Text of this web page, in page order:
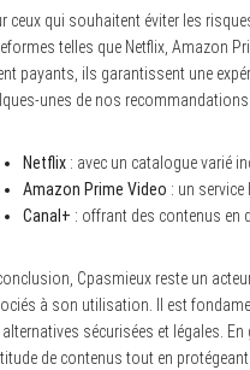
ceux qui souhaitent éviter les
telles que Netflix, Amazon
payants, ils garantissent une
unes de nos recommandations
Netflix : avec un catalogue varié
Amazon Prime Video : un
Canal+ : offrant des contenus en
Cpasmieux reste un
à son utilisation. Il est
alternatives sécurisées et légales.
de contenus tout en